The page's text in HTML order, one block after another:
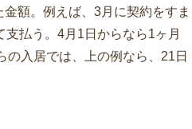
額。例えば、3月に契約をすま
払う。4月1日からなら1ヶ月
入居では、上の例なら、21日